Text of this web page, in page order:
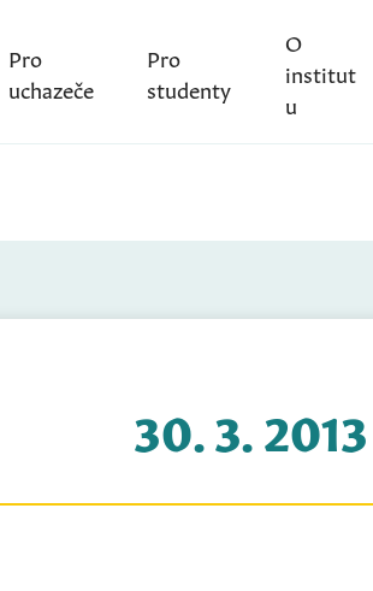
Pro
uchazeče
Pro
studenty
O
institut
u
30. 3. 2013